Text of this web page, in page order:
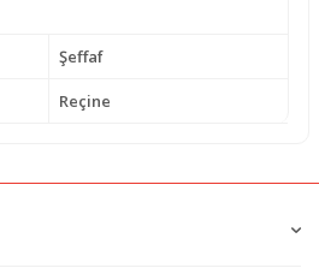
Şeffaf
Reçine